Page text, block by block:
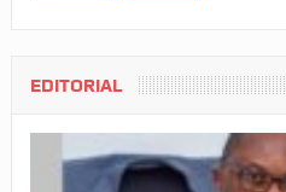
EDITORIAL